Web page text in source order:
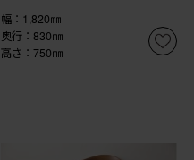
幅：1,820㎜
奥行：830㎜
高さ：750㎜